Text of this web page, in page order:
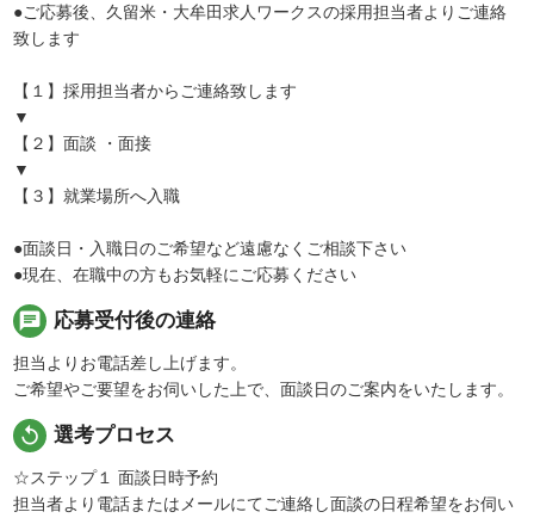
●ご応募後、久留米・大牟田求人ワークスの採用担当者よりご連絡
致します
【１】採用担当者からご連絡致します
▼
【２】面談 ・面接
▼
【３】就業場所へ入職
●面談日・入職日のご希望など遠慮なくご相談下さい
●現在、在職中の方もお気軽にご応募ください
chat 応募受付後の連絡
担当よりお電話差し上げます。
ご希望やご要望をお伺いした上で、面談日のご案内をいたします。
replay 選考プロセス
☆ステップ１ 面談日時予約
担当者より電話またはメールにてご連絡し面談の日程希望をお伺い